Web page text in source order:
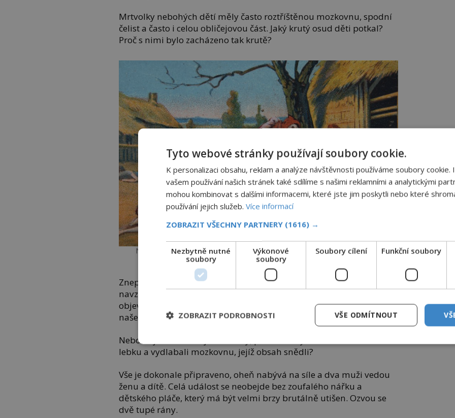
Mrtvolky nebohých dětí měly často roztříštěnou mozkovnu, spodní
čelist a často i celou obličejovou část. Jaký krutý osud děti potkal?
Proč s nimi bylo zacházeno tak krutě?
Nejsou lidojedi jako lidojedi, někteří se k barbarskému činu uchýlili v době
hladomorů.
Znepokojující stopy znamenají jediné. Naši předkové se pojídali
navzájem a podle hrůzného zjištění se na jejich jídelníčku hojně
objevovaly děti. Co je vedlo k takovému činu? Byl to hlad, který nutil
naše předky vraždit děti a ohlodávat jejich kosti?
Nebo se jednalo o nějaké rituály, při nichž svým obětem rozdrtili
lebku a vydlabali mozkovnu, jejíž obsah snědli?
Vše je dokonale připraveno, oheň nabývá na síle a dva muži vedou
ženu a dítě. Celá událost se neobejde bez zoufalého nářku a
dětského pláče, který má být velmi brzy brutálně utišen. Ozvou se
dvě tupé rány.
Tyto webové stránky používají soubory cookie.
K personalizaci obsahu, reklam a analýze návštěvnosti používáme soubory cookie.
vašem používání našich stránek také sdílíme s našimi reklamními a analytickými
mohou kombinovat s dalšími informacemi, které jste jim poskytli nebo které
používání jejich služeb. Více informací
ZOBRAZIT VŠECHNY PARTNERY (1616) →
Nezbytně nutné
soubory
Výkonové
soubory
Soubory cílení Funkční soubory
VŠE ODMÍTNOUT
ZOBRAZIT PODROBNOSTI